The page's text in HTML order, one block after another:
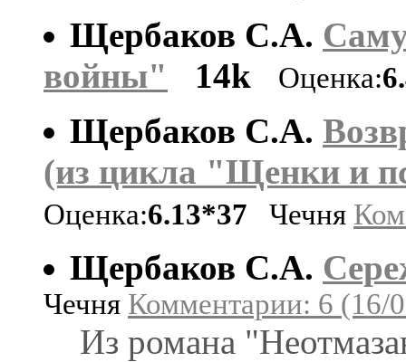
Щербаков С.А.
войны"
14k Оценка:
Щербаков С.А.
(из цикла "Щенки и
Оценка:6.13*37 Чечня
Щербаков С.А.
Чечня Комментарии: 6 (16/
Из романа